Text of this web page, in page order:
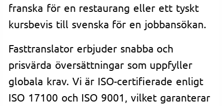
franska för en restaurang eller ett tyskt
kursbevis till svenska för en jobbansökan.
Fasttranslator erbjuder snabba och
prisvärda översättningar som uppfyller
globala krav. Vi är ISO-certifierade enligt
ISO 17100 och ISO 9001, vilket garanterar